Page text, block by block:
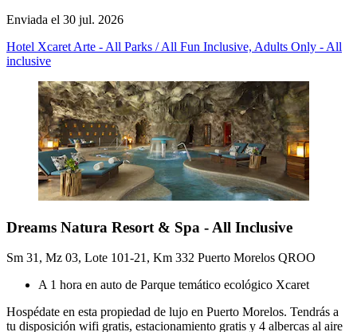
Enviada el 30 jul. 2026
Hotel Xcaret Arte - All Parks / All Fun Inclusive, Adults Only - All
inclusive
Dreams Natura Resort & Spa - All Inclusive
Sm 31, Mz 03, Lote 101-21, Km 332 Puerto Morelos QROO
A 1 hora en auto de Parque temático ecológico Xcaret
Hospédate en esta propiedad de lujo en Puerto Morelos. Tendrás a
tu disposición wifi gratis, estacionamiento gratis y 4 albercas al aire